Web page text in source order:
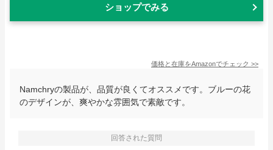
ショップでみる
価格と在庫をAmazonでチェック >>
Namchryの製品が、品質が良くてオススメです。ブルーの花
のデザインが、爽やかな雰囲気で素敵です。
回答された質問